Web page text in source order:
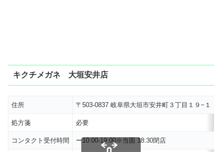
キクチメガネ 大垣安井店
住所 〒503-0837 岐阜県大垣市安井町３丁目１９−１
処方箋 必要
コンタクト受付時間 ー10:00-19:00※当面 18:30閉店